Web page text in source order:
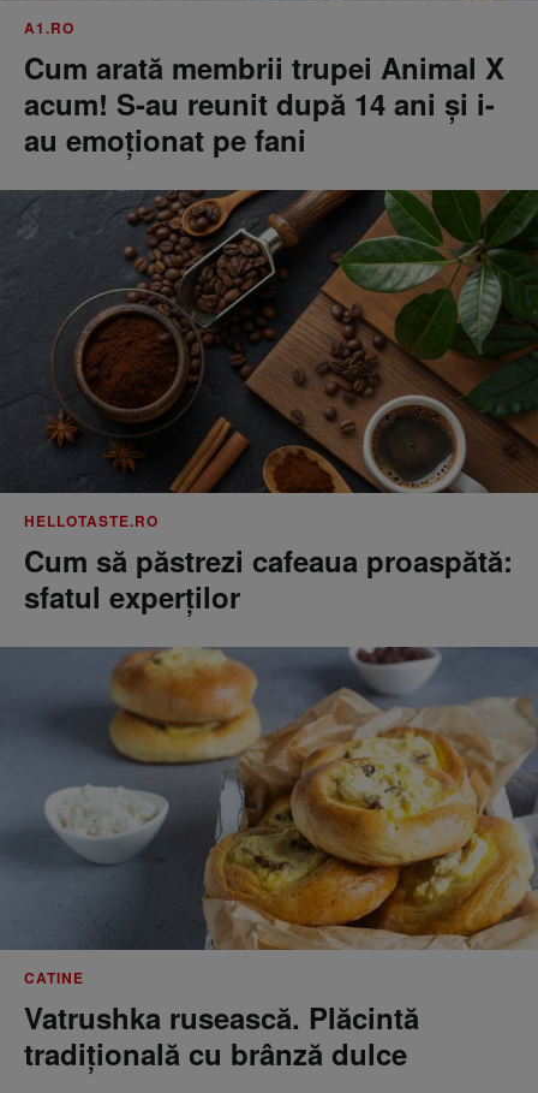
A1.RO
Cum arată membrii trupei Animal X
acum! S-au reunit după 14 ani și i-
au emoționat pe fani
HELLOTASTE.RO
Cum să păstrezi cafeaua proaspătă:
sfatul experților
CATINE
Vatrushka rusească. Plăcintă
tradițională cu brânză dulce